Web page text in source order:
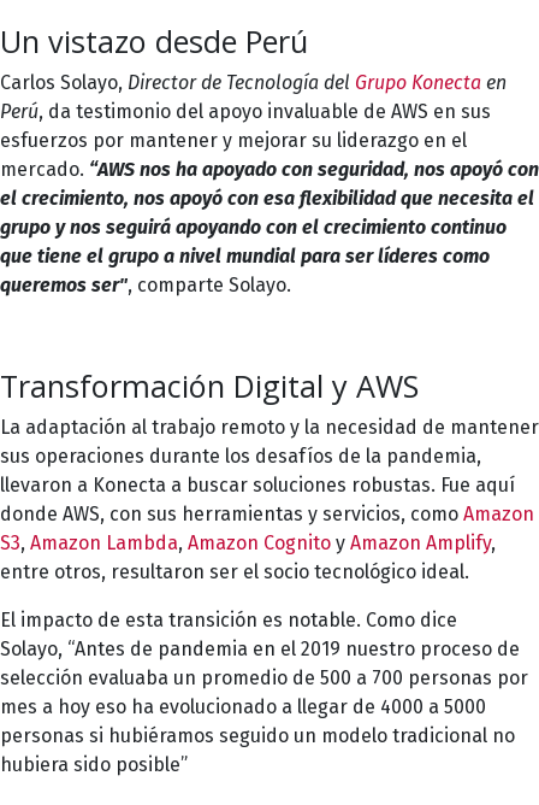
Un vistazo desde Perú
Carlos Solayo, Director de Tecnología del Grupo Konecta en
Perú, da testimonio del apoyo invaluable de AWS en sus
esfuerzos por mantener y mejorar su liderazgo en el
mercado. “AWS nos ha apoyado con seguridad, nos apoyó con
el crecimiento, nos apoyó con esa flexibilidad que necesita el
grupo y nos seguirá apoyando con el crecimiento continuo
que tiene el grupo a nivel mundial para ser líderes como
queremos ser", comparte Solayo.
Transformación Digital y AWS
La adaptación al trabajo remoto y la necesidad de mantener
sus operaciones durante los desafíos de la pandemia,
llevaron a Konecta a buscar soluciones robustas. Fue aquí
donde AWS, con sus herramientas y servicios, como Amazon
S3, Amazon Lambda, Amazon Cognito y Amazon Amplify,
entre otros, resultaron ser el socio tecnológico ideal.
El impacto de esta transición es notable. Como dice
Solayo, “Antes de pandemia en el 2019 nuestro proceso de
selección evaluaba un promedio de 500 a 700 personas por
mes a hoy eso ha evolucionado a llegar de 4000 a 5000
personas si hubiéramos seguido un modelo tradicional no
hubiera sido posible”